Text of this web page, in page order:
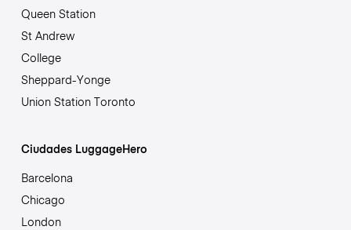
Queen Station
St Andrew
College
Sheppard-Yonge
Union Station Toronto
Ciudades LuggageHero
Barcelona
Chicago
London